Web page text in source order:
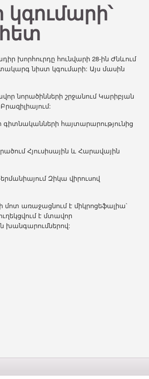
խորհուրդը հունվարի 28-ին Ժնևում
նիստ կգումարի: Այս մասին
նորածինների շրջանում Կարիբյան
գիտնականների հայտարարությունից
Հյուսիսային և Հարավային
Զիկա վիրուսով
մոտ առաջացնում է միկրոցեֆալիա՝
է մտավոր
խանգարումներով: